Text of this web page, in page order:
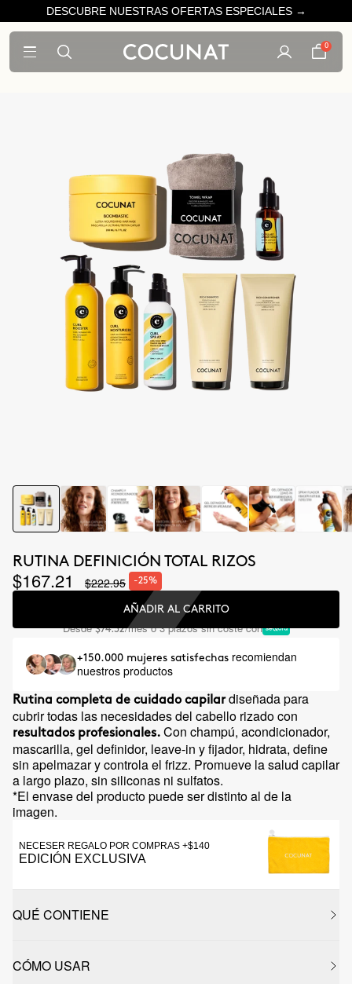
DESCUBRE NUESTRAS OFERTAS ESPECIALES →
0
RUTINA DEFINICIÓN TOTAL RIZOS
$167.21 $222.95 -25%
AÑADIR AL CARRITO
Desde$74.32/mes o 3 plazos sin coste con
+150.000 mujeres satisfechas recomiendan
nuestros productos
Rutina completa de cuidado capilardiseñada para
cubrir todas las necesidades del cabello rizado con
resultados profesionales. Con champú, acondicionador,
mascarilla, gel definidor, leave-in y fijador, hidrata, define
sin apelmazar y controla el frizz. Promueve la salud capilar
a largo plazo, sin siliconas ni sulfatos.
*El envase del producto puede ser distinto al de la
imagen.
NECESER REGALO POR COMPRAS +$140
EDICIÓN EXCLUSIVA
QUÉ CONTIENE
CÓMO USAR